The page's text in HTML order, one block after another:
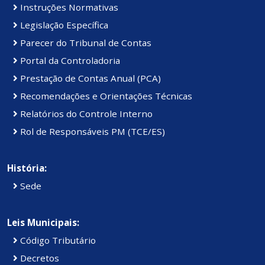
Instruções Normativas
Legislação Específica
Parecer do Tribunal de Contas
Portal da Controladoria
Prestação de Contas Anual (PCA)
Recomendações e Orientações Técnicas
Relatórios do Controle Interno
Rol de Responsáveis PM (TCE/ES)
História:
Sede
Leis Municipais:
Código Tributário
Decretos